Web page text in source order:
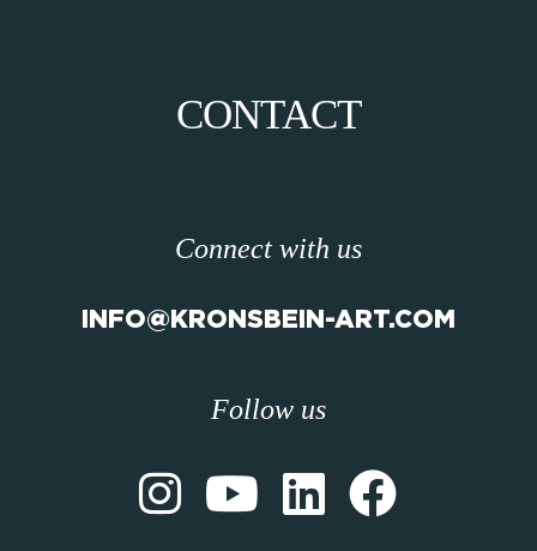
CONTACT
Connect with us
INFO@KRONSBEIN-ART.COM
Follow us